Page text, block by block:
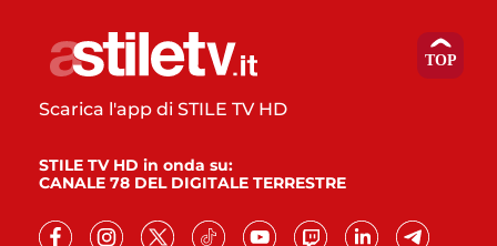
Scarica l'app di STILE TV HD
STILE TV HD in onda su:
CANALE 78 DEL DIGITALE TERRESTRE